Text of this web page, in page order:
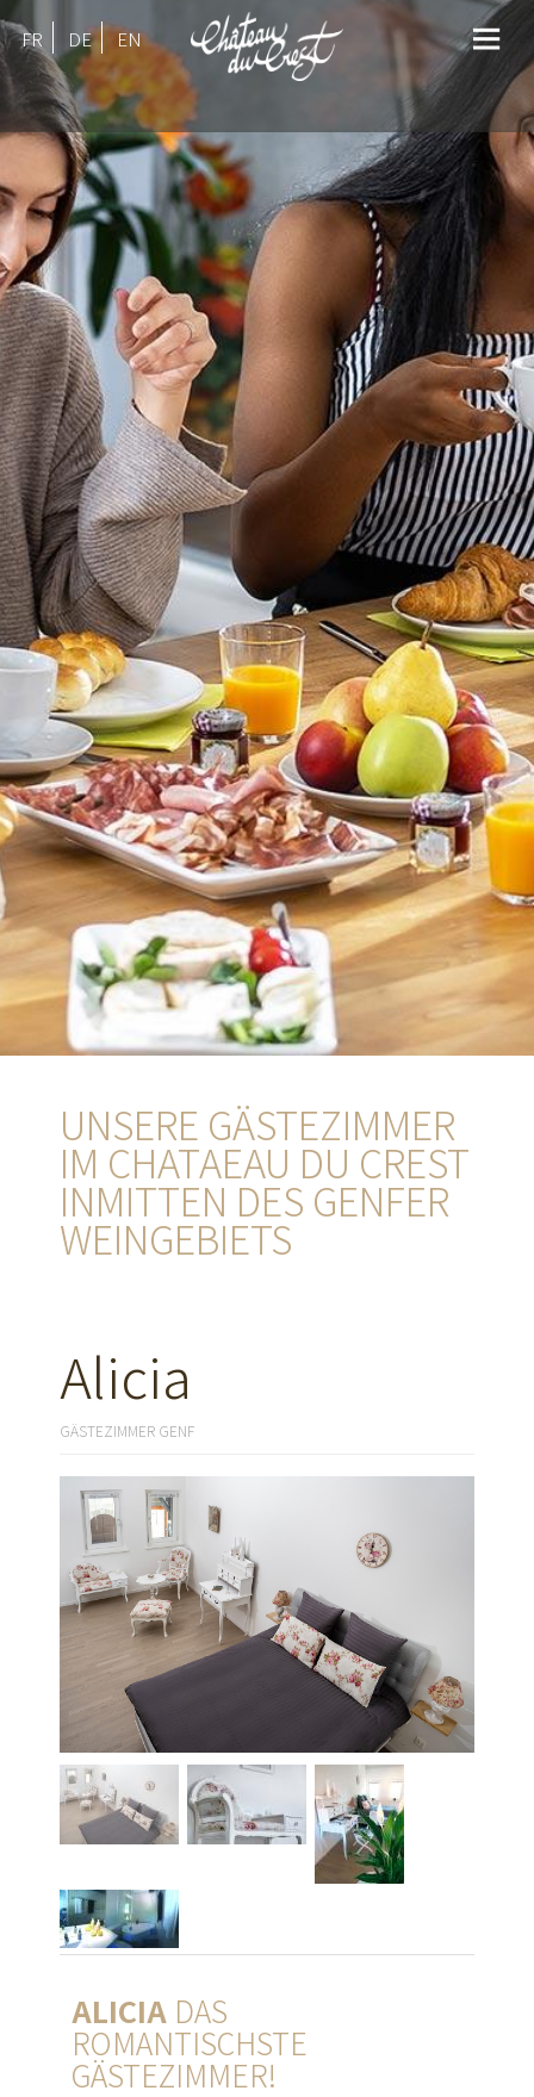
FR DE EN
UNSERE GÄSTEZIMMER
IM CHATAEAU DU CREST
INMITTEN DES GENFER
WEINGEBIETS
Alicia
GÄSTEZIMMER GENF
ALICIADAS
ROMANTISCHSTE
GÄSTEZIMMER!